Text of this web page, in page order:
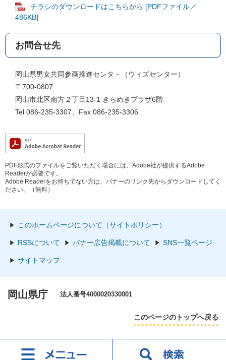
チラシのダウンロードはこちらから [PDFファイル／
486KB]
お問合せ先
岡山県男女共同参画推進センタ－（ウィズセンター）
〒700-0807
岡山市北区南方２丁目13-1 きらめきプラザ6階
Tel 086-235-3307、Fax 086-235-3306
PDF形式のファイルをご覧いただく場合には、Adobe社が提供するAdobe
Readerが必要です。
Adobe Readerをお持ちでない方は、バナーのリンク先からダウンロードしてく
ださい。（無料）
このホームページについて（サイトポリシー）
RSSについて バナー広告掲載について SNS一覧ページ
サイトマップ
岡山県庁 法人番号4000020330001
このページのトップへ戻る